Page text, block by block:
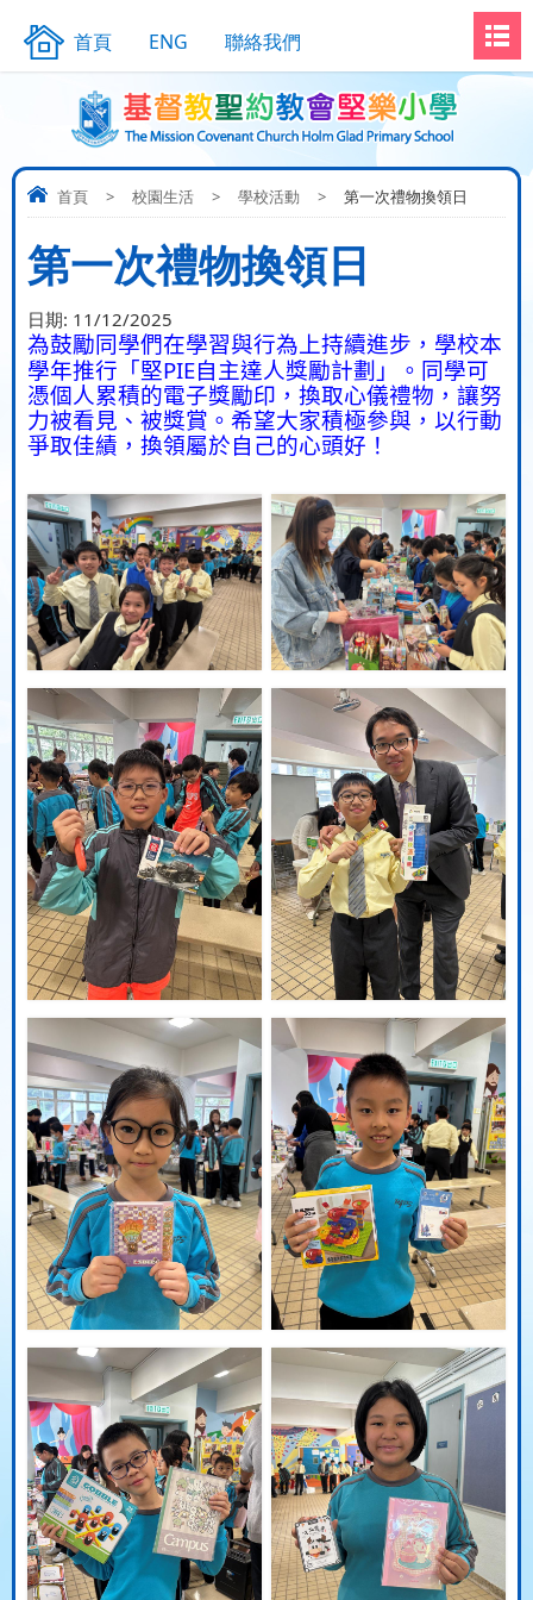
首頁 ENG 聯絡我們
首頁 > 校園生活 > 學校活動 > 第一次禮物換領日
第一次禮物換領日
日期: 11/12/2025
為鼓勵同學們在學習與行為上持續進步，學校本
學年推行「堅PIE自主達人獎勵計劃」。同學可
憑個人累積的電子獎勵印，換取心儀禮物，讓努
力被看見、被獎賞。希望大家積極參與，以行動
爭取佳績，換領屬於自己的心頭好！